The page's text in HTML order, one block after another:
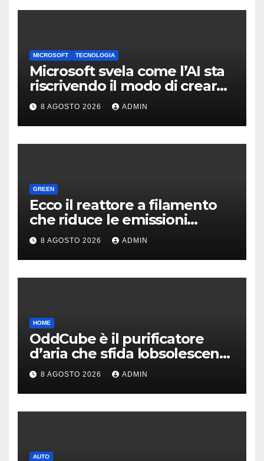
MICROSOFT TECNOLOGIA
Microsoft svela come l’AI sta
riscrivendo il modo di creare
software
8 AGOSTO 2026 ADMIN
GREEN
Ecco il reattore a filamento
che riduce le emissioni
dell’industria chimica
8 AGOSTO 2026 ADMIN
HOME
OddCube è il purificatore
d’aria che sfida lobsolescenza
programmata
8 AGOSTO 2026 ADMIN
AUTO